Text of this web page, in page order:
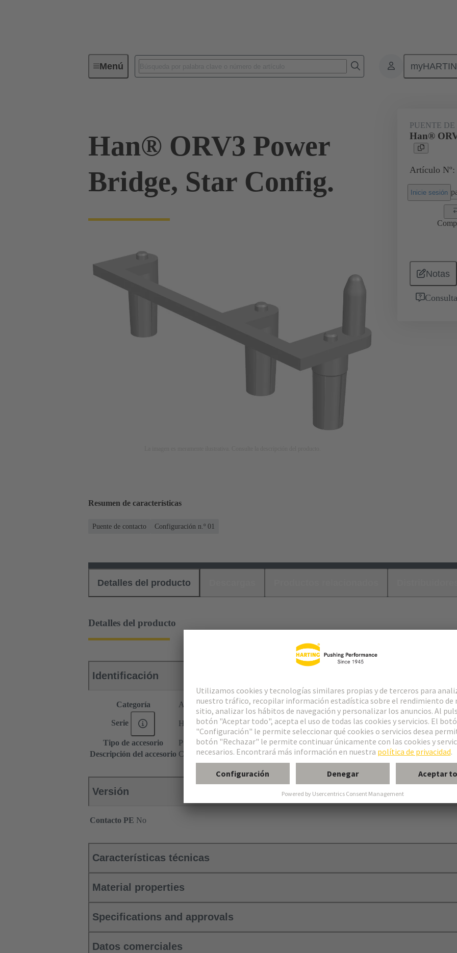
MenúConectores industriales / Han® Han® ORV3 power
Han® ORV3 Power
Bridge, Star Config.
PUENTE
Han®
Artículo Nº:
Inicie sesión
Notas
Resumen de características
Puente de contacto Configuración n.º 01
Detalles del producto
Detalles del producto
Identificación
Categoría Accesorios
Serie Han® ORV3 power
Tipo de accesorio
Puente de contacto
Descripción del accesorio Configuración n.º 01
Versión
Contacto PE No
Características técnicas
Material properties
Specifications and approvals
Datos comerciales